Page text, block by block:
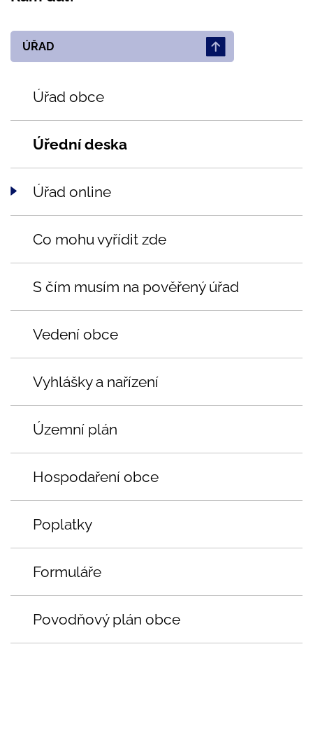
ÚŘAD
Úřad obce
Úřední deska
Úřad online
Co mohu vyřídit zde
S čím musím na pověřený úřad
Vedení obce
Vyhlášky a nařízení
Územní plán
Hospodaření obce
Poplatky
Formuláře
Povodňový plán obce